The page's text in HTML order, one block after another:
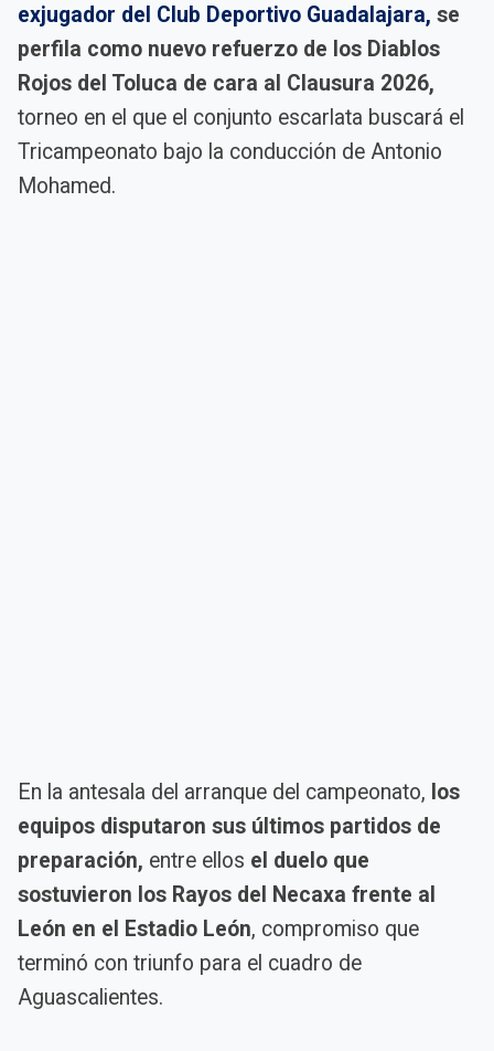
exjugador del Club Deportivo Guadalajara, se
perfila como nuevo refuerzo de los Diablos
Rojos del Toluca de cara al Clausura 2026,
torneo en el que el conjunto escarlata buscará el
Tricampeonato bajo la conducción de Antonio
Mohamed.
En la antesala del arranque del campeonato, los
equipos disputaron sus últimos partidos de
preparación, entre ellos el duelo que
sostuvieron los Rayos del Necaxa frente al
León en el Estadio León, compromiso que
terminó con triunfo para el cuadro de
Aguascalientes.